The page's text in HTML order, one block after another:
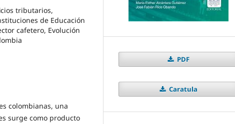
tributarios,
de Educación
cafetero, Evolución
colombianas, una
surge como producto
PDF
Caratula